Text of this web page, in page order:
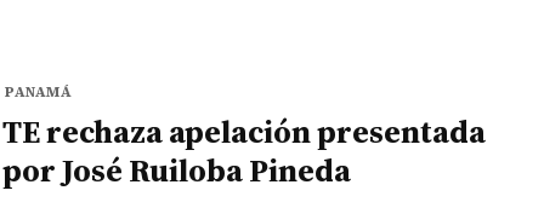
PANAMÁ
TE rechaza apelación presentada
por José Ruiloba Pineda